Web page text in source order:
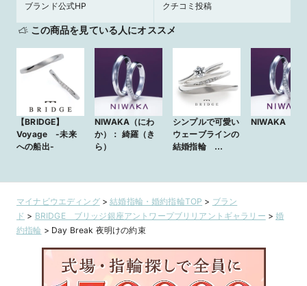
ブランド公式HP クチコミ投稿
この商品を見ている人にオススメ
【BRIDGE】
Voyage -未来
への船出-
NIWAKA（にわ
か）： 綺羅（き
ら）
シンプルで可愛い
ウェーブラインの
結婚指輪
NIWAKA 綺
マイナビウエディング>結婚指輪・婚約指輪TOP > ブラン
ド > BRIDGE ブリッジ銀座アントワープブリリアントギャラリー >婚
約指輪 > Day Break 夜明けの約束